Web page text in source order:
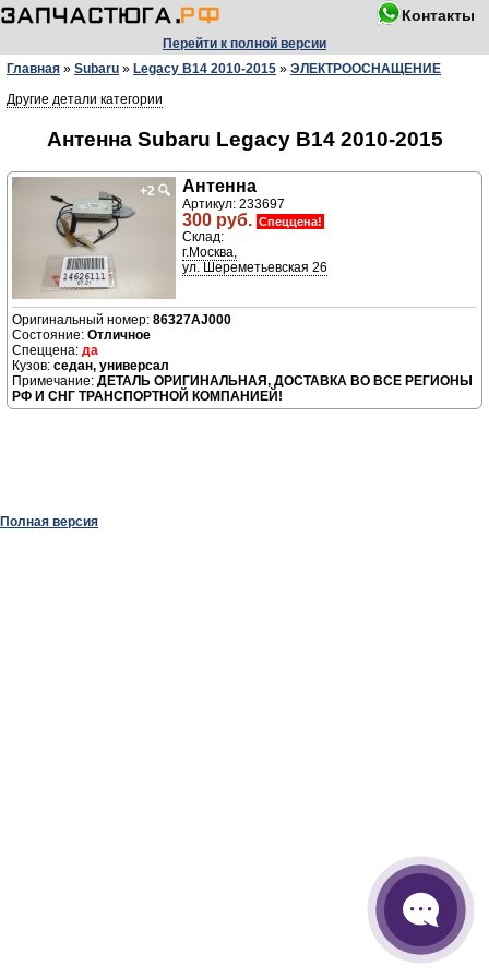
Контакты
Перейти к полной версии
Главная » Subaru » Legacy B14 2010-2015 » ЭЛЕКТРООСНАЩЕНИЕ
Другие детали категории
Антенна Subaru Legacy B14 2010-2015
+2 🔍 Антенна
Артикул: 233697
300 руб. Спеццена!
Склад:
г.Москва,
ул. Шереметьевская 26
86327AJ000
Отличное
да
седан, универсал
ДЕТАЛЬ ОРИГИНАЛЬНАЯ, ДОСТАВКА ВО ВСЕ РЕГИОНЫ
РФ И СНГ ТРАНСПОРТНОЙ КОМПАНИЕЙ!
Полная версия